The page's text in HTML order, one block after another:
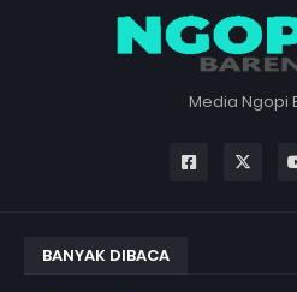
Media Ngopi
BANYAK DIBACA